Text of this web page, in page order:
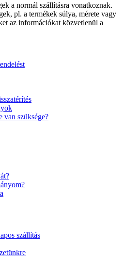
a normál szállításra vonatkoznak.
pl. a termékek súlya, mérete vagy
az információkat közvetlenül a
van szüksége?
szállítás